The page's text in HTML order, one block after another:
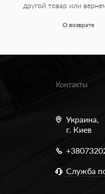
другой товар или
О возврате
Контакты
Украина,
г. Киев
Служба